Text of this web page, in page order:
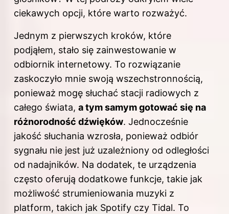
ciekawych opcji, które warto rozważyć.
Jednym z pierwszych kroków, które
podjąłem, stało się zainwestowanie w
odbiornik internetowy. To rozwiązanie
zaskoczyło mnie swoją wszechstronnością,
ponieważ mogę słuchać stacji radiowych z
całego świata, a tym samym gotować się na
różnorodność dźwięków. Jednocześnie
jakość słuchania wzrosła, ponieważ odbiór
sygnału nie jest już uzależniony od odległości
od nadajników. Na dodatek, te urządzenia
często oferują dodatkowe funkcje, takie jak
możliwość strumieniowania muzyki z
platform, takich jak Spotify czy Tidal. To